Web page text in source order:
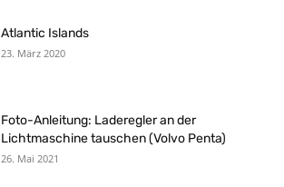
Atlantic Islands
23. März 2020
Foto-Anleitung: Laderegler an der
Lichtmaschine tauschen (Volvo Penta)
26. Mai 2021